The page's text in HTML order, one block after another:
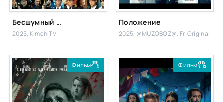
Бесшумный флот: Битва в Северном Ледовитом океане
2025, KimchiTV
Положение
2025, @MUZOBOZ@, Fr. Original
Фильм Фильм